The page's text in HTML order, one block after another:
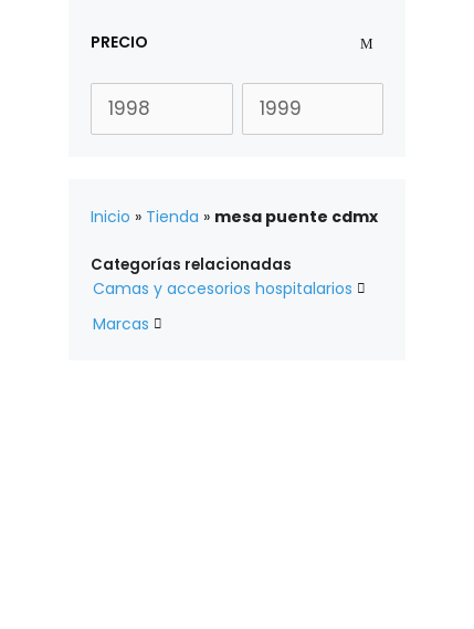
PRECIO
Inicio » Tienda » mesa puente cdmx
Categorías relacionadas
Camas y accesorios hospitalarios 
Marcas 